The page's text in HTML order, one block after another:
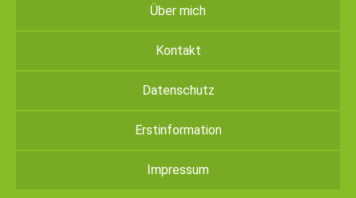
Über mich
Kontakt
Datenschutz
Erstinformation
Impressum